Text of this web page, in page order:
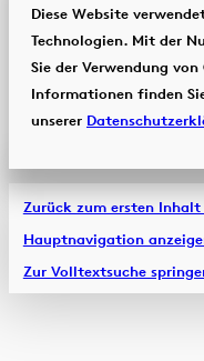
Diese Website
Technologien. Mit der
Sie der Verwendung
Informationen finden
unserer
Zurück zum ersten Inhalt
Hauptnavigation
Zur Volltextsuche